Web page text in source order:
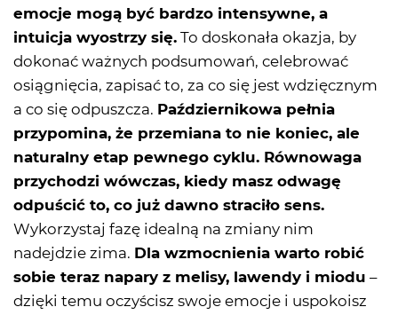
emocje mogą być bardzo intensywne, a
intuicja wyostrzy się. To doskonała okazja, by
dokonać ważnych podsumowań, celebrować
osiągnięcia, zapisać to, za co się jest wdzięcznym
a co się odpuszcza. Październikowa pełnia
przypomina, że przemiana to nie koniec, ale
naturalny etap pewnego cyklu. Równowaga
przychodzi wówczas, kiedy masz odwagę
odpuścić to, co już dawno straciło sens.
Wykorzystaj fazę idealną na zmiany nim
nadejdzie zima. Dla wzmocnienia warto robić
sobie teraz napary z melisy, lawendy i miodu –
dzięki temu oczyścisz swoje emocje i uspokoisz